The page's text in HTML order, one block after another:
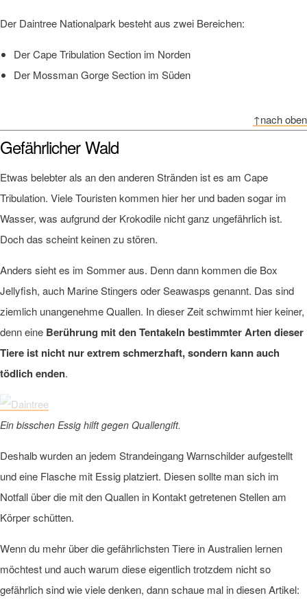
Der Daintree Nationalpark besteht aus zwei Bereichen:
Der Cape Tribulation Section im Norden
Der Mossman Gorge Section im Süden
↑nach oben
Gefährlicher Wald
Etwas belebter als an den anderen Stränden ist es am Cape
Tribulation. Viele Touristen kommen hier her und baden sogar im
Wasser, was aufgrund der Krokodile nicht ganz ungefährlich ist.
Doch das scheint keinen zu stören.
Anders sieht es im Sommer aus. Denn dann kommen die Box
Jellyfish, auch Marine Stingers oder Seawasps genannt. Das sind
ziemlich unangenehme Quallen. In dieser Zeit schwimmt hier keiner,
denn eine Berührung mit den Tentakeln bestimmter Arten dieser
Tiere ist nicht nur extrem schmerzhaft, sondern kann auch
tödlich enden.
Ein bisschen Essig hilft gegen Quallengift.
Deshalb wurden an jedem Strandeingang Warnschilder aufgestellt
und eine Flasche mit Essig platziert. Diesen sollte man sich im
Notfall über die mit den Quallen in Kontakt getretenen Stellen am
Körper schütten.
Wenn du mehr über die gefährlichsten Tiere in Australien lernen
möchtest und auch warum diese eigentlich trotzdem nicht so
gefährlich sind wie viele denken, dann schaue mal in diesen Artikel: